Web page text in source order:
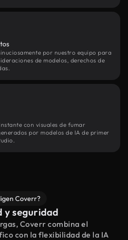
por nuestro equipo para
de modelos, derechos de
con visuales de fumar
por modelos de IA de primer
Coverr?
y seguridad
Coverr combina el
con la flexibilidad de la IA